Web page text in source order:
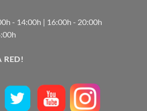
- 14:00h | 16:00h - 20:00h
RED!